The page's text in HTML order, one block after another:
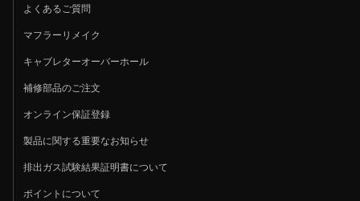
よくあるご質問
マフラーリメイク
キャブレターオーバーホール
補修部品のご注文
オンライン保証登録
製品に関する重要なお知らせ
排出ガス試験結果証明書について
ポイントについて